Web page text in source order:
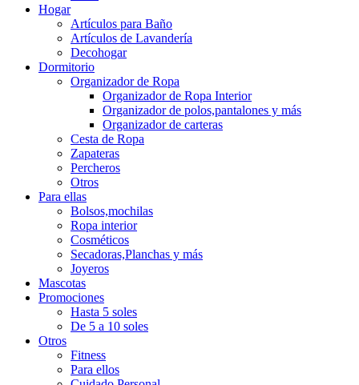
Hogar
Artículos para Baño
Artículos de Lavandería
Decohogar
Dormitorio
Organizador de Ropa
Organizador de Ropa Interior
Organizador de polos,pantalones y más
Organizador de carteras
Cesta de Ropa
Zapateras
Percheros
Otros
Para ellas
Bolsos,mochilas
Ropa interior
Cosméticos
Secadoras,Planchas y más
Joyeros
Mascotas
Promociones
Hasta 5 soles
De 5 a 10 soles
Otros
Fitness
Para ellos